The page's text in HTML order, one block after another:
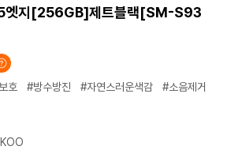
엣지[256GB]제트블랙[SM-S93
호 #방수방진 #자연스러운색감 #소음제거